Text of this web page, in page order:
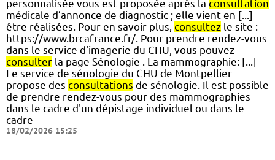
personnalisée vous est proposée après la consultation
médicale d’annonce de diagnostic ; elle vient en [...]
être réalisées. Pour en savoir plus, consultez le site :
https://www.brcafrance.fr/. Pour prendre rendez-vous
dans le service d'imagerie du CHU, vous pouvez
consulter la page Sénologie . La mammographie: [...]
Le service de sénologie du CHU de Montpellier
propose des consultations de sénologie. Il est possible
de prendre rendez-vous pour des mammographies
dans le cadre d'un dépistage individuel ou dans le
cadre
18/02/2026 15:25